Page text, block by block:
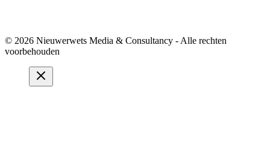
© 2026 Nieuwerwets Media & Consultancy - Alle rechten
voorbehouden